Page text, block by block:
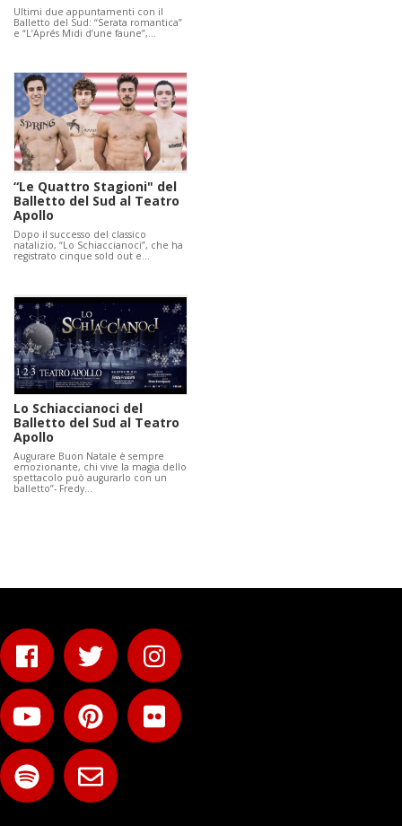
Ultimi due appuntamenti con il
Balletto del Sud: “Serata romantica”
e “L’Aprés Midi d’une faune”,…
“Le Quattro Stagioni" del
Balletto del Sud al Teatro
Apollo
Dopo il successo del classico
natalizio, “Lo Schiaccianoci”, che ha
registrato cinque sold out e…
Lo Schiaccianoci del
Balletto del Sud al Teatro
Apollo
Augurare Buon Natale è sempre
emozionante, chi vive la magia dello
spettacolo può augurarlo con un
balletto”- Fredy…